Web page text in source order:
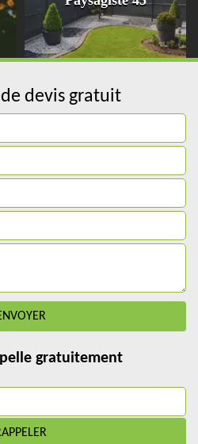
devis gratuit
gratuitement